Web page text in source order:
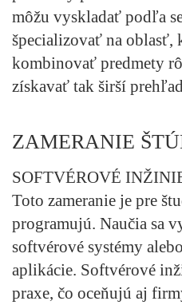
môžu vyskladať podľa
špecializovať na oblasť,
kombinovať predmety
získavať tak širší
ZAMERANIE
SOFTVÉROVÉ
Toto zameranie je pre
programujú. Naučia sa
softvérové systémy
aplikácie. Softvérové
praxe, čo oceňujú aj